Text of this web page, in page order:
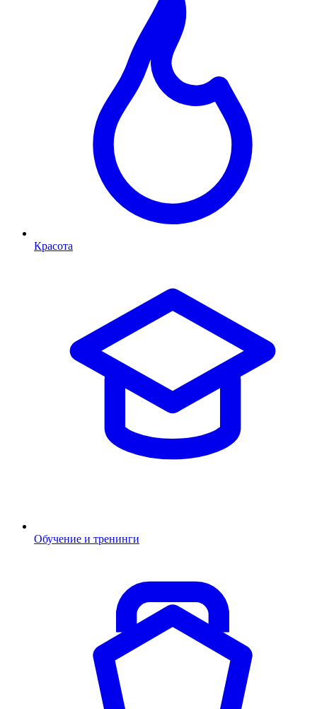
Красота
Обучение и тренинги